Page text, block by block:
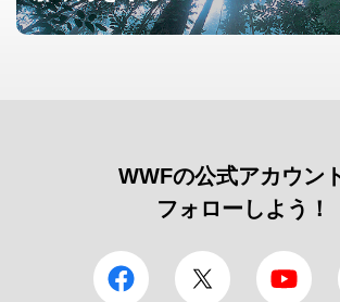
WWFの公式アカウン
フォローしよう！
facebook Twitter